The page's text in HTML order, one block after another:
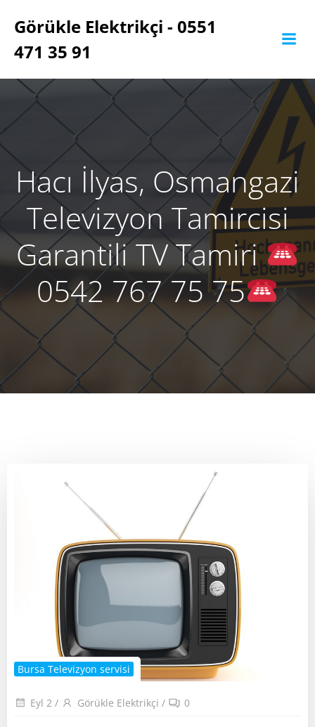
geç
Görükle Elektrikçi - 0551
471 35 91
Hacı İlyas, Osmangazi
Televizyon Tamircisi
Garantili TV Tamiri
0542 767 75 75
Bursa Televizyon servisi
Eyl 2 / Görükle Elektrikçi / 0